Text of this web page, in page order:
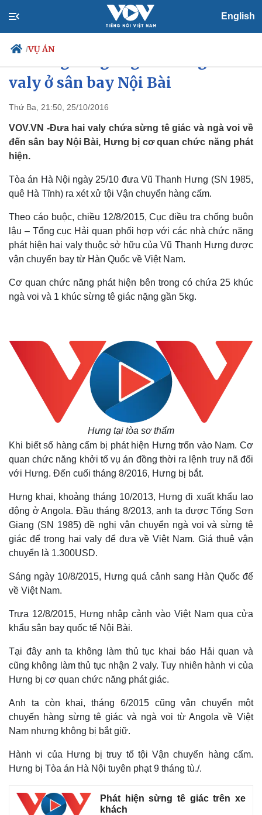
English
/VỤ ÁN
Chính trị
Đảng
Tổ chức nhân sự
Quốc hội
Nhận diện sự thật
Tin 24h
Dự báo thời tiết
Việc làm
Biển đảo
Thế giới
Cuộc sống đó đây
Hồ sơ
Multimedia
Ảnh
E-Magazine
valy ở sân bay Nội Bài
Thứ Ba, 21:50, 25/10/2016
VOV.VN -Đưa hai valy chứa sừng tê giác và ngà voi về
đến sân bay Nội Bài, Hưng bị cơ quan chức năng phát
hiện.
Tòa án Hà Nội ngày 25/10 đưa Vũ Thanh Hưng (SN 1985,
quê Hà Tĩnh) ra xét xử tội Vận chuyển hàng cấm.
Theo cáo buộc, chiều 12/8/2015, Cục điều tra chống buôn
lậu – Tổng cục Hải quan phối hợp với các nhà chức năng
phát hiện hai valy thuộc sở hữu của Vũ Thanh Hưng được
vận chuyển bay từ Hàn Quốc về Việt Nam.
Cơ quan chức năng phát hiện bên trong có chứa 25 khúc
ngà voi và 1 khúc sừng tê giác nặng gần 5kg.
Hưng tại tòa sơ thẩm
Khi biết số hàng cấm bị phát hiện Hưng trốn vào Nam. Cơ
quan chức năng khởi tố vụ án đồng thời ra lệnh truy nã đối
với Hưng. Đến cuối tháng 8/2016, Hưng bị bắt.
Hưng khai, khoảng tháng 10/2013, Hưng đi xuất khẩu lao
động ở Angola. Đầu tháng 8/2013, anh ta được Tống Sơn
Giang (SN 1985) đề nghị vận chuyển ngà voi và sừng tê
giác để trong hai valy để đưa về Việt Nam. Giá thuê vận
chuyển là 1.300USD.
Sáng ngày 10/8/2015, Hưng quá cảnh sang Hàn Quốc để
về Việt Nam.
Trưa 12/8/2015, Hưng nhập cảnh vào Việt Nam qua cửa
khẩu sân bay quốc tế Nội Bài.
Tại đây anh ta không làm thủ tục khai báo Hải quan và
cũng không làm thủ tục nhận 2 valy. Tuy nhiên hành vi của
Hưng bị cơ quan chức năng phát giác.
Anh ta còn khai, tháng 6/2015 cũng vận chuyển một
chuyến hàng sừng tê giác và ngà voi từ Angola về Việt
Nam nhưng không bị bắt giữ.
Hành vi của Hưng bị truy tố tội Vận chuyển hàng cấm.
Hưng bị Tòa án Hà Nội tuyên phạt 9 tháng tù./.
Phát hiện sừng tê giác trên xe
khách